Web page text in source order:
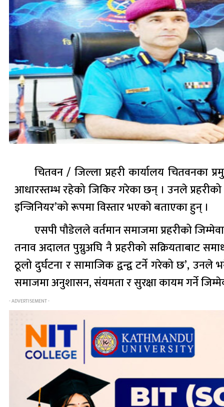
चितवन / जिल्ला प्रहरी कार्यालय चितवनका
आधारस्तम्भ रहेको जिकिर गरेका छन् । उनले प्रहरीको
इन्जिनियर’को रूपमा विस्तार भएको बताएका हुन् ।
एसपी पौडेलले वर्तमान समाजमा प्रहरीको
तनाव अदालत पुग्नुअघि नै प्रहरीको सक्रियताबाट
ठूलो दुर्घटना र सामाजिक द्वन्द्व टर्ने गरेको छ’,
समाजमा अनुशासन, संयमता र सुरक्षा कायम गर्ने
- ADVERTISEMENT -